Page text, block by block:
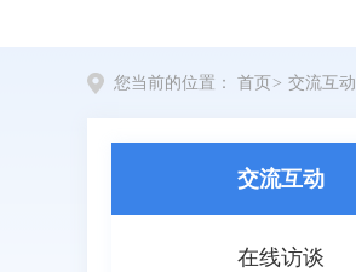
您当前的位置： 首页 > 交流互动
交流互动
在线访谈